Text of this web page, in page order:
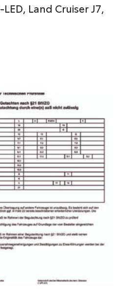
Land Cruiser J7,